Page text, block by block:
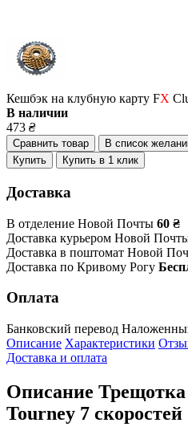
Кешбэк на клубную карту FX
В наличии
473 ₴
Сравнить товар
В список
Купить
Купить в 1 клик
Доставка
В отделение Новой Почты 60 ₴
Доставка курьером Новой
Доставка в поштомат Новой
Доставка по Кривому Рогу
Оплата
Банковский перевод
Описание Характеристики
Доставка и оплата
Описание
Tourney 7